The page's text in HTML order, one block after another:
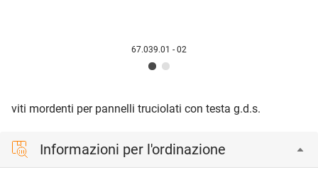
67.039.01 - 02
viti mordenti per pannelli truciolati con testa g.d.s.
Informazioni per l'ordinazione